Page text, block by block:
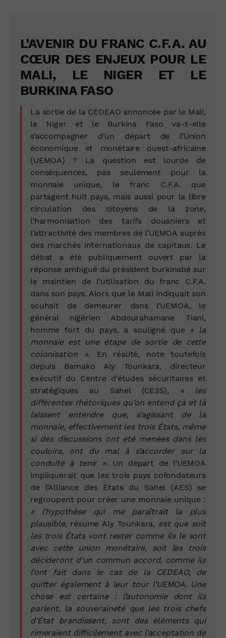
L’AVENIR DU FRANC C.F.A. AU
CŒUR DES ENJEUX POUR LE
MALI, LE NIGER ET LE
BURKINA FASO
La sortie de la CEDEAO annoncée par le Mali,
le Niger et le Burkina Faso va-t-elle
s’accompagner d’un départ de l’Union
économique et monétaire ouest-africaine
(UEMOA) ? La question est lourde de
conséquences, pas seulement pour la
monnaie unique, le franc C.F.A. que
partagent huit pays, mais aussi pour la libre
circulation des citoyens de la zone,
l’harmonisation des tarifs douaniers et
l’attractivité des membres de l’UEMOA auprès
des marchés internationaux de capitaux. Le
débat a été publiquement ouvert par la
réponse ambiguë du président burkinabé sur
le maintien de l’utilisation du franc C.F.A.
dans son pays. Alors que le Mali indiquait son
souhait de demeurer dans l’UEMOA, le
général nigérien Abdourahamane Tiani,
homme fort du pays, a souligné que « la
monnaie est une étape de sortie de cette
colonisation ». En réalité, note toutefois
depuis Bamako Aly Tounkara, directeur
exécutif du Centre d’études sécuritaires et
stratégiques au Sahel (CE3S), « les
différentes rhétoriques qu’on entend çà et là
laissent entendre que, s’agissant de la
monnaie, effectivement les trois États, même
si des discussions ont été menées dans les
couloirs, ont du mal à s’accorder sur la
conduite à tenir ». Un départ de l’UEMOA
impliquerait que les trois pays cofondateurs
de l’Alliance des États du Sahel (AES) se
regroupent pour créer une monnaie unique :
« l’hypothèse qui me paraîtrait la plus
plausible, résume Aly Tounkara, est que soit
les trois États vont rester comme ils le sont
avec cette union monétaire, soit les trois
décideront d’un commun accord, comme ils
l’ont fait dans le cas de la CEDEAO, de
quitter également à leur tour l’UEMOA. Une
chose est certaine : l’autonomie dont ils
parlent, la souveraineté que les trois chefs
d’État brandissent, sont des éléments qui
rimeraient difficilement avec l’acceptation de